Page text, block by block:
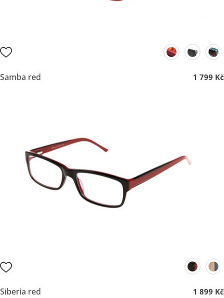
Samba red 1 799 Kč
Siberia red 1 899 Kč